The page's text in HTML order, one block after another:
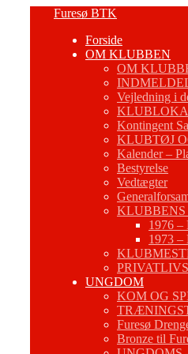
Furesø BTK
Forside
OM KLUBBEN
OM
Vejledning i
Kontingent
KLUBTØJ
Kalender –
Bestyrelse
Vedtægter
KLUBBENS
1976 –
1973 –
UNGDOM
KOM OG
Furesø
Bronze til